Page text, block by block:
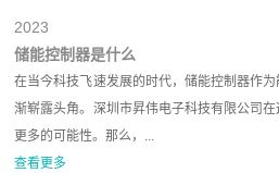
2023
储能控制器是什么
在当今科技飞速发展的时代，储能控制器作
渐崭露头角。深圳市昇伟电子科技有限公司
更多的可能性。那么，...
查看更多